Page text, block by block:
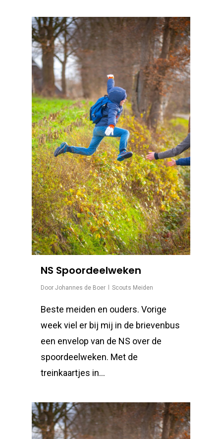
NS Spoordeelweken
Door Johannes de Boer Scouts Meiden
Beste meiden en ouders. Vorige
week viel er bij mij in de brievenbus
een envelop van de NS over de
spoordeelweken. Met de
treinkaartjes in…